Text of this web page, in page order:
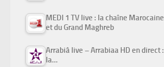
MEDI 1 TV live : la chaîne Marocaine
et du Grand Maghreb
Arrabiâ live – Arrabiaa HD en direct :
la…